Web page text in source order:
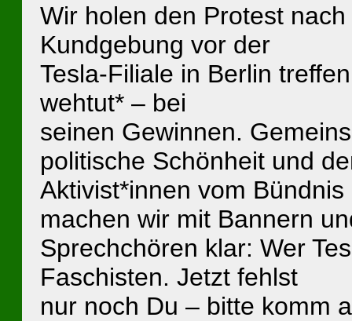
Wir holen den Protest
Kundgebung vor der
Tesla-Filiale in Berlin
wehtut* – bei
seinen Gewinnen.
politische Schönheit und
Aktivist*innen vom Bündnis
machen wir mit Bannern
Sprechchören klar: Wer
Faschisten. Jetzt fehlst
nur noch Du – bitte komm